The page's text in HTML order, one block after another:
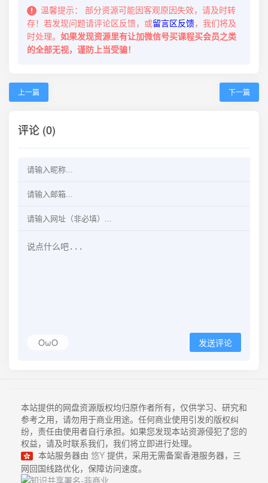
温馨提示：
部分资源可能因客观原因失效，请及时转
存！若发现问题请评论区反馈，或留言区反馈，我们将及
时处理。 如果发现资源里有让加微信号买课程买会员之类
的全部无视，谨防上当受骗！
上一篇 下一篇
评论 (0)
OωO 发送评论
本站提供的网盘资源版权均归原作者所有，仅供学习、研究和
参考之用，请勿用于商业用途。任何商业使用引发的版权纠
纷，责任由使用者自行承担。如果您发现本站资源侵犯了您的
权益，请及时联系我们，我们将立即进行处理。
本站服务器由 悠Y 提供，采用无需备案香港服务器，三
网回国线路优化，保障访问速度。